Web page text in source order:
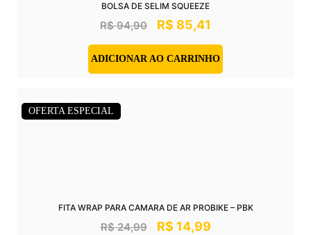
BOLSA DE SELIM SQUEEZE
R$94,90 R$ 85,41
ADICIONAR AO CARRINHO
OFERTA ESPECIAL
FITA WRAP PARA CAMARA DE AR PROBIKE – PBK
R$24,99 R$ 14,99